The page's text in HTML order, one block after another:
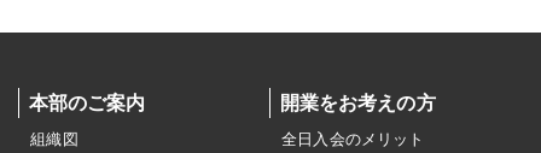
本部のご案内
組織図
開業をお考えの方
全日入会のメリット